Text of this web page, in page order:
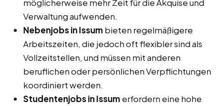
möglicherweise mehr Zeit für die Akquise und
Verwaltung aufwenden.
Nebenjobs in Issum bieten regelmäßigere
Arbeitszeiten, die jedoch oft flexibler sind als
Vollzeitstellen, und müssen mit anderen
beruflichen oder persönlichen Verpflichtungen
koordiniert werden.
Studentenjobs in Issum erfordern eine hohe